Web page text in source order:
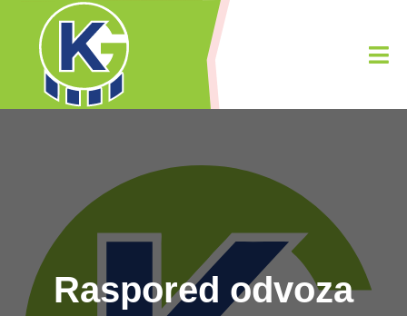
Raspored odvoza